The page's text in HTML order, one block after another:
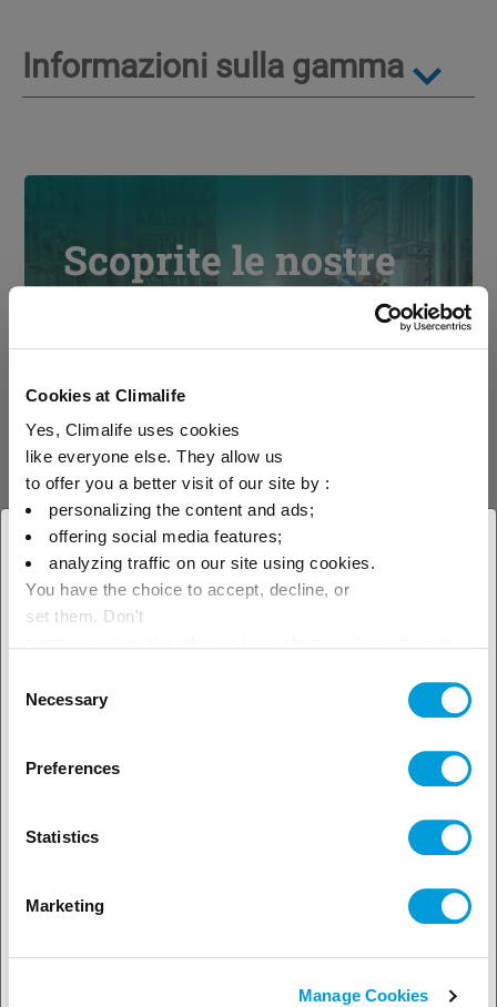
Cookies at Climalife
Yes, Climalife uses cookies
like everyone else. They allow us
to offer you a better visit of our site by :
personalizing the content and ads;
offering social media features;
analyzing traffic on our site using cookies.
You have the choice to accept, decline, or
set them. Don't
Selection
Necessary
Preferences
Statistics
Marketing
Manage Cookies
× Chiudi
Scegliete la vostra area
Informazioni sulla gamma
Scoprite le nostre
settore
Scoprite le nostre soluzioni
Scoprite il nostro
Contattateci